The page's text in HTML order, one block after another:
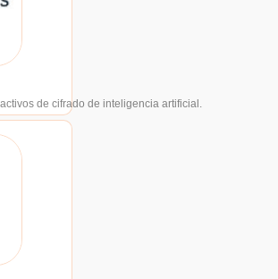
de cifrado de inteligencia artificial.